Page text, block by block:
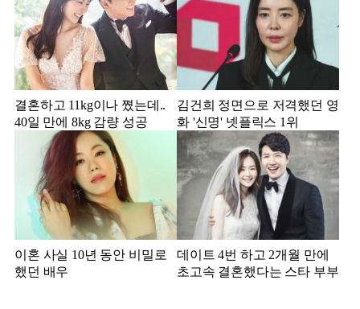
결혼하고 11kg이나 쪘는데..
40일 만에 8kg 감량 성공
김건희 정면으로 저격했던 영
화 '신명' 넷플릭스 1위
이혼 사실 10년 동안 비밀로
했던 배우
데이트 4번 하고 2개월 만에
초고속 결혼했다는 스타 부부